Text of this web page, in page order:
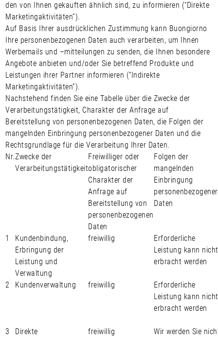
den von Ihnen gekauften ähnlich sind, zu informieren (“Direkte
Marketingaktivitäten”).
Auf Basis Ihrer ausdrücklichen Zustimmung kann Buongiorno
Ihre personenbezogenen Daten auch verarbeiten, um Ihnen
Werbemails und –mitteilungen zu senden, die Ihnen besondere
Angebote anbieten und/oder Sie betreffend Produkte und
Leistungen ihrer Partner informieren (“ Indirekte
Marketingaktivitäten”).
Nachstehend finden Sie eine Tabelle über die Zwecke der
Verarbeitungstätigkeit, Charakter der Anfrage auf
Bereitstellung von personenbezogenen Daten, die Folgen der
mangelnden Einbringung personenbezogener Daten und die
Rechtsgrundlage für die Verarbeitung Ihrer Daten.
Nr.Zwecke der
Verarbeitungstätigkeit
Freiwilliger oder
obligatorischer
Charakter der
Anfrage auf
Bereitstellung von
personenbezogenen
Daten
Folgen der
mangelnden
Einbringung
personenbezogener
Daten
1
Kundenbindung,
Erbringung der
Leistung und
Verwaltung
freiwillig
Erforderliche
Leistung kann nicht
erbracht werden
2 Kundenverwaltung freiwillig
Erforderliche
Leistung kann nicht
erbracht werden
3
Direkte
freiwillig
Wir werden Sie